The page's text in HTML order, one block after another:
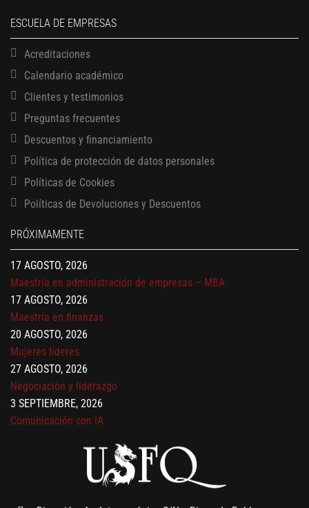
ESCUELA DE EMPRESAS
Acreditaciones
Calendario académico
Clientes y testimonios
Preguntas frecuentes
Descuentos y financiamiento
Política de protección de datos personales
Políticas de Cookies
Políticas de Devoluciones y Descuentos
PRÓXIMAMENTE
13 AGOSTO, 2026
Finanzas para no financieros
Gerencia de empresas familiares
17 AGOSTO, 2026
Maestría en administración de empresas – MBA
17 AGOSTO, 2026
Maestría en finanzas
20 AGOSTO, 2026
Mujeres líderes
27 AGOSTO, 2026
Negociación y liderazgo
3 SEPTIEMBRE, 2026
Comunicación con IA
7 SEPTIEMBRE, 2026
Finanzas para no financieros